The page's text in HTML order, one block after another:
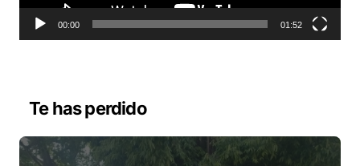
t
r
d
e
00:00 01:52
Te has perdido